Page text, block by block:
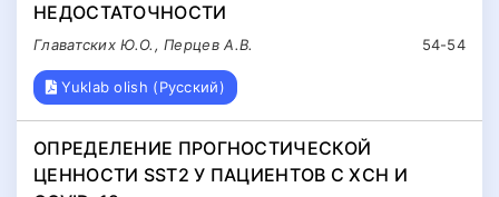
НЕДОСТАТОЧНОСТИ
54-54
Главатских Ю.О., Перцев А.В.
Yuklab olish (Русский)
ОПРЕДЕЛЕНИЕ ПРОГНОСТИЧЕСКОЙ
ЦЕННОСТИ SST2 У ПАЦИЕНТОВ С ХСН И